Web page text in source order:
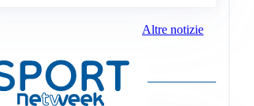
Altre notizie